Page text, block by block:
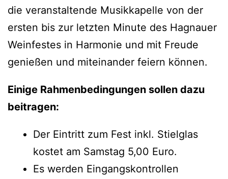
die veranstaltende Musikkapelle von der
ersten bis zur letzten Minute des Hagnauer
Weinfestes in Harmonie und mit Freude
genießen und miteinander feiern können.
Einige Rahmenbedingungen sollen dazu
beitragen:
Der Eintritt zum Fest inkl. Stielglas
kostet am Samstag 5,00 Euro.
Es werden Eingangskontrollen